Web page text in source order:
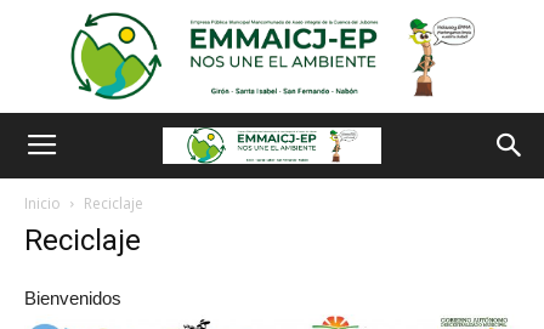
Inicio Reciclaje
Reciclaje
Bienvenidos